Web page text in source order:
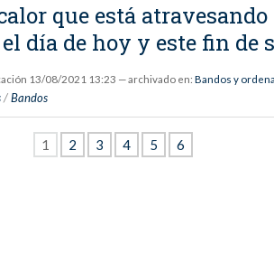
que está
día de hoy y este fin
13/08/2021 13:23 — archivado en:Bandos y
/Bandos
1 2 3 4 5 6